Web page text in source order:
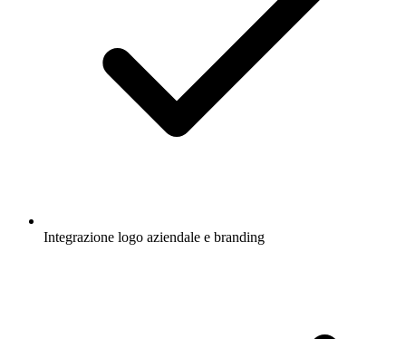
Integrazione logo aziendale e branding